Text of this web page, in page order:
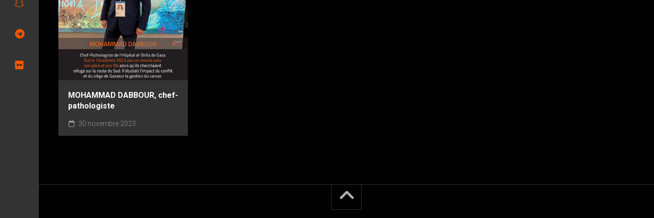
MOHAMMAD DABBOUR, chef-
pathologiste
30 novembre 2023